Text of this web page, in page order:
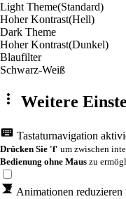
Light Theme(Standard)
Hoher Kontrast(Hell)
Dark Theme
Hoher Kontrast(Dunkel)
Blaufilter
Schwarz-Weiß
Weitere
Tastaturnavigation
Drücken Sie 'f' um zwischen
Bedienung ohne Maus zu
Animationen reduzieren